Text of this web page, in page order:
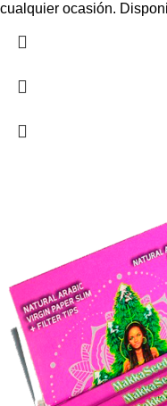
cualquier ocasión.